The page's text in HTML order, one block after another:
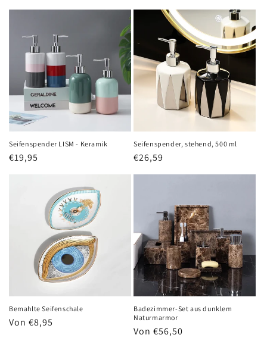
Seifenspender LISM - Keramik
Normaler
€19,95
Seifenspender, stehend, 500 ml
Normaler
€26,59
Bemahlte Seifenschale
Normaler
Von €8,95
Badezimmer-Set aus dunklem
Naturmarmor
Normaler
Von €56,50